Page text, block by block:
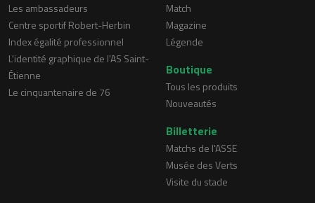
Les ambassadeurs
Centre sportif Robert-Herbin
Index égalité professionnel
L'identité graphique de l'AS Saint-
Étienne
Le cinquantenaire de 76
Match
Magazine
Légende
Boutique
Tous les produits
Nouveautés
Billetterie
Matchs de l'ASSE
Musée des Verts
Visite du stade